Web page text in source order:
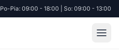
Po-Pia: 09:00 - 18:00 | So: 09:00 - 13:00